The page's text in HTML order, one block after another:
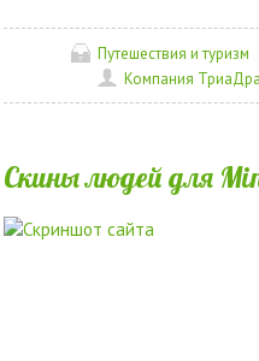
Путешествия и туризм
Компания
Скины людей для